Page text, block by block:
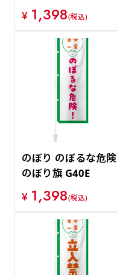
¥ 1,398(税込)
のぼり のぼるな危険
のぼり旗 G40E
¥ 1,398(税込)